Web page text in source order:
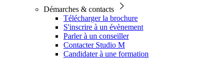
Démarches & contacts
Télécharger la brochure
S'inscrire à un évènement
Parler à un conseiller
Contacter Studio M
Candidater à une formation